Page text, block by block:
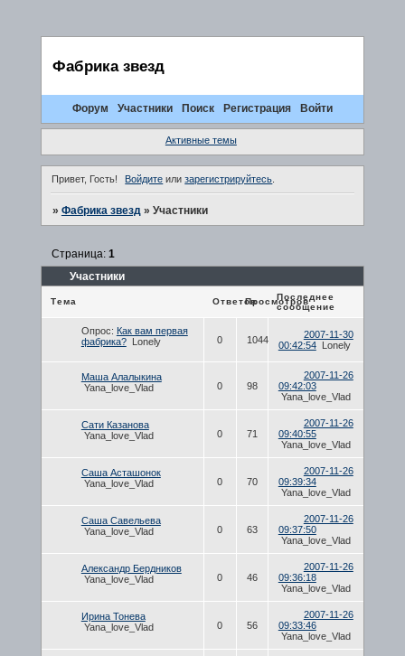
Фабрика звезд
Форум Участники Поиск Регистрация Войти
Активные темы
Привет, Гость! Войдите илизарегистрируйтесь.
» Фабрика звезд » Участники
Участники
Страница: 1
Тема ОтветовПросмотров
Последнее
сообщение
Опрос: Как вам первая
фабрика?
Lonely 0 1044
2007-11-30
00:42:54
Lonely
Маша Алалыкина
Yana_love_Vlad
0 98
2007-11-26
09:42:03
Yana_love_Vlad
Сати Казанова
Yana_love_Vlad
0 71
2007-11-26
09:40:55
Yana_love_Vlad
Саша Асташонок
Yana_love_Vlad
0 70
2007-11-26
09:39:34
Yana_love_Vlad
Саша Савельева
Yana_love_Vlad
0 63
2007-11-26
09:37:50
Yana_love_Vlad
Александр Бердников
Yana_love_Vlad
0 46
2007-11-26
09:36:18
Yana_love_Vlad
Ирина Тонева
Yana_love_Vlad
0 56
2007-11-26
09:33:46
Yana_love_Vlad